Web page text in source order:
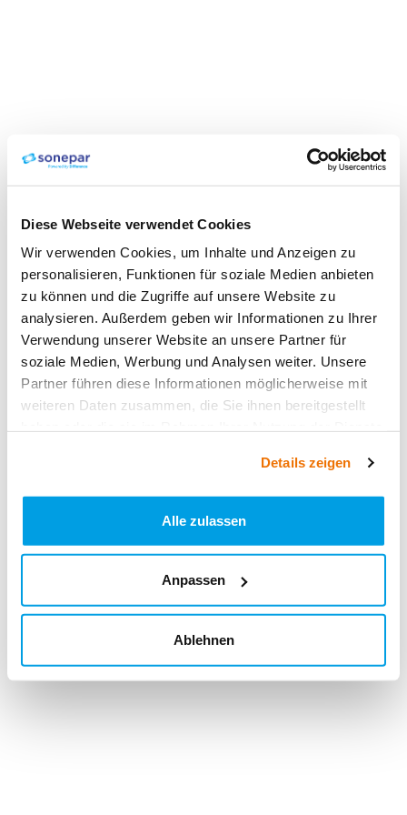
Diese Webseite verwendet Cookies
Wir verwenden Cookies, um Inhalte und Anzeigen zu
personalisieren, Funktionen für soziale Medien anbieten
zu können und die Zugriffe auf unsere Website zu
analysieren. Außerdem geben wir Informationen zu Ihrer
Verwendung unserer Website an unsere Partner für
soziale Medien, Werbung und Analysen weiter. Unsere
Partner führen diese Informationen möglicherweise mit
weiteren Daten zusammen, die Sie ihnen bereitgestellt
Details zeigen
Alle zulassen
Anpassen
Ablehnen